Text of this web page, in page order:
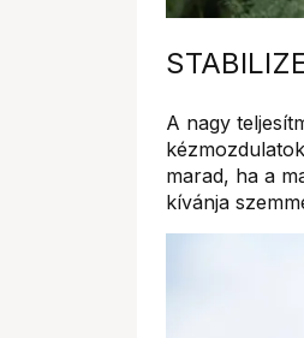
A nagy
marad, ha a
kívánja